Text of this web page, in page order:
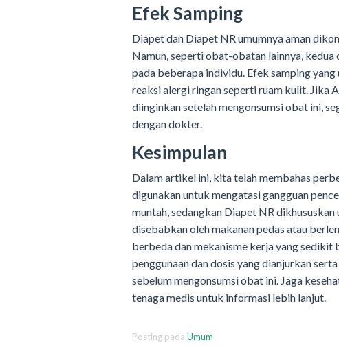
Efek Samping
Diapet dan Diapet NR umumnya aman
Namun, seperti obat-obatan lainnya,
pada beberapa individu. Efek samping
reaksi alergi ringan seperti ruam kulit. Jika
diinginkan setelah mengonsumsi obat ini,
dengan dokter.
Kesimpulan
Dalam artikel ini, kita telah membahas
digunakan untuk mengatasi gangguan
muntah, sedangkan Diapet NR
disebabkan oleh makanan pedas atau
berbeda dan mekanisme kerja yang
penggunaan dan dosis yang dianjurkan
sebelum mengonsumsi obat ini. Jaga
tenaga medis untuk informasi lebih lanjut.
Posting pada Umum